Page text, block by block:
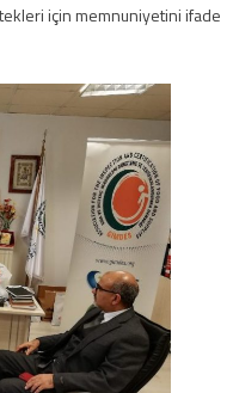
için memnuniyetini ifade